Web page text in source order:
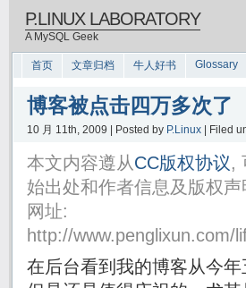
P.LINUX LABORATORY
A MySQL Geek
首页 文章归档 牛人好书 Glossary
博客被点击四万多次了
10 月 11th, 2009 | Posted by P.Linux | Filed
本文内容遵从CC版权协议,
始出处和作者信息及版权声
网址:
http://www.penglixun.com/
在后台看到我的博客从今